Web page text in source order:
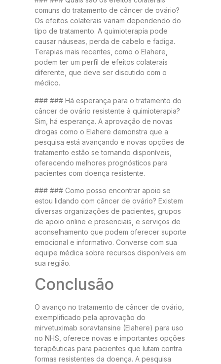
comuns do tratamento de câncer de ovário?
Os efeitos colaterais variam dependendo do
tipo de tratamento. A quimioterapia pode
causar náuseas, perda de cabelo e fadiga.
Terapias mais recentes, como o Elahere,
podem ter um perfil de efeitos colaterais
diferente, que deve ser discutido com o
médico.
### ### Há esperança para o tratamento do
câncer de ovário resistente à quimioterapia?
Sim, há esperança. A aprovação de novas
drogas como o Elahere demonstra que a
pesquisa está avançando e novas opções de
tratamento estão se tornando disponíveis,
oferecendo melhores prognósticos para
pacientes com doença resistente.
### ### Como posso encontrar apoio se
estou lidando com câncer de ovário? Existem
diversas organizações de pacientes, grupos
de apoio online e presenciais, e serviços de
aconselhamento que podem oferecer suporte
emocional e informativo. Converse com sua
equipe médica sobre recursos disponíveis em
sua região.
Conclusão
O avanço no tratamento de câncer de ovário,
exemplificado pela aprovação do
mirvetuximab soravtansine (Elahere) para uso
no NHS, oferece novas e importantes opções
terapêuticas para pacientes que lutam contra
formas resistentes da doença. A pesquisa